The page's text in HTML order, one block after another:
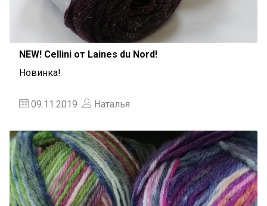
NEW! Cellini от Laines du Nord!
Новинка!
09.11.2019 Наталья